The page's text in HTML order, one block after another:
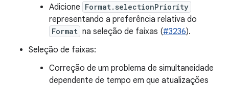
Adicione Format.selectionPriority
representando a preferência relativa do
Format na seleção de faixas (#3236).
Seleção de faixas:
Correção de um problema de simultaneidade
dependente de tempo em que atualizações